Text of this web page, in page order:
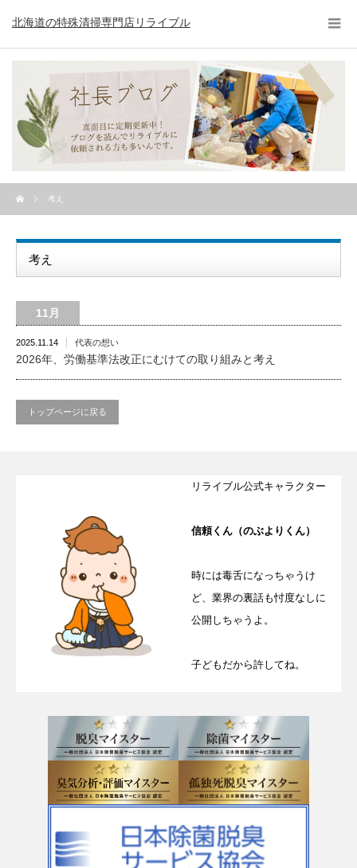
北海道の特殊清掃専門店リライブル
考え
考え
11月
2025.11.14 代表の想い
2026年、労働基準法改正にむけての取り組みと考え
トップページに戻る
リライブル公式キャラクター
信頼くん（のぶよりくん）
時には毒舌になっちゃうけ
ど、業界の裏話も忖度なしに
公開しちゃうよ。
子どもだから許してね。